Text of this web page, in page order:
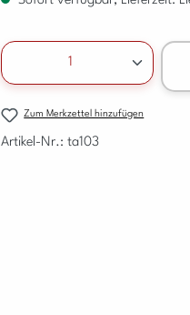
Produkt Anzahl: Gib
Zum Merkzettel hinzufügen
Artikel-Nr.: ta103